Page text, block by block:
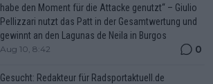
habe den Moment für die Attacke genutzt“ – Giulio
Pellizzari nutzt das Patt in der Gesamtwertung und
gewinnt an den Lagunas de Neila in Burgos
Aug 10, 8:42 0
Gesucht: Redakteur für Radsportaktuell.de